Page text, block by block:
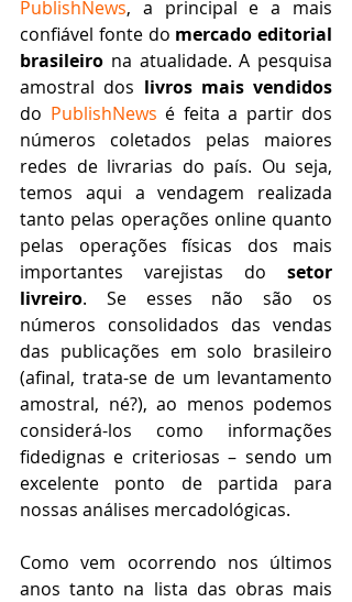
PublishNews, a principal e a mais
confiável fonte do mercado editorial
brasileiro na atualidade. A pesquisa
amostral dos livros mais vendidos
do PublishNews é feita a partir dos
números coletados pelas maiores
redes de livrarias do país. Ou seja,
temos aqui a vendagem realizada
tanto pelas operações online quanto
pelas operações físicas dos mais
importantes varejistas do setor
livreiro. Se esses não são os
números consolidados das vendas
das publicações em solo brasileiro
(afinal, trata-se de um levantamento
amostral, né?), ao menos podemos
considerá-los como informações
fidedignas e criteriosas – sendo um
excelente ponto de partida para
nossas análises mercadológicas.
Como vem ocorrendo nos últimos
anos tanto na lista das obras mais